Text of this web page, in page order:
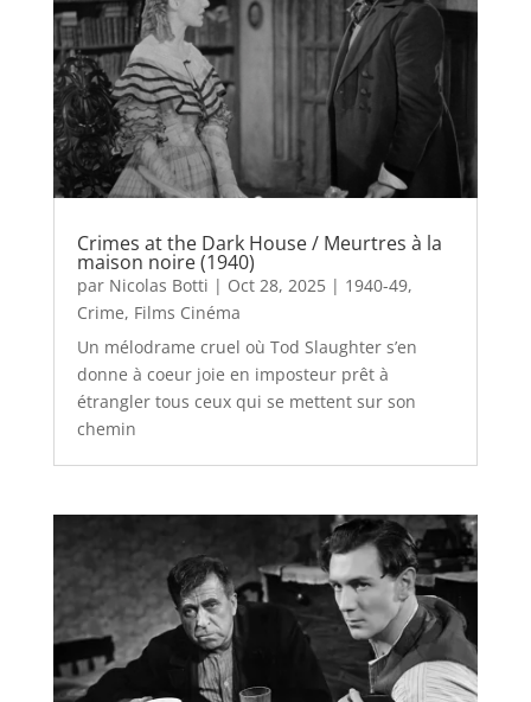
Crimes at the Dark House / Meurtres à la
maison noire (1940)
par Nicolas Botti | Oct 28, 2025| 1940-49,
Crime, Films Cinéma
Un mélodrame cruel où Tod Slaughter s’en
donne à coeur joie en imposteur prêt à
étrangler tous ceux qui se mettent sur son
chemin